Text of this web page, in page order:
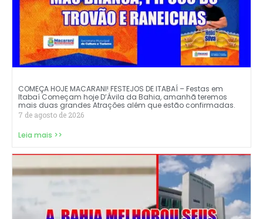
COMEÇA HOJE MACARANI! FESTEJOS DE ITABAÍ – Festas em
Itabaí Começam hoje D’Ávila da Bahia, amanhã teremos
mais duas grandes Atrações além que estão confirmadas.
7 de agosto de 2026
Leia mais >>